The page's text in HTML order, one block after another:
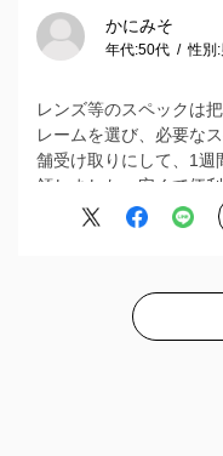
かにみそ
年代:50代 性別:
レンズ等のスペックは
レームを選び、必要な
舗受け取りにして、1週
領しました。安くて便利